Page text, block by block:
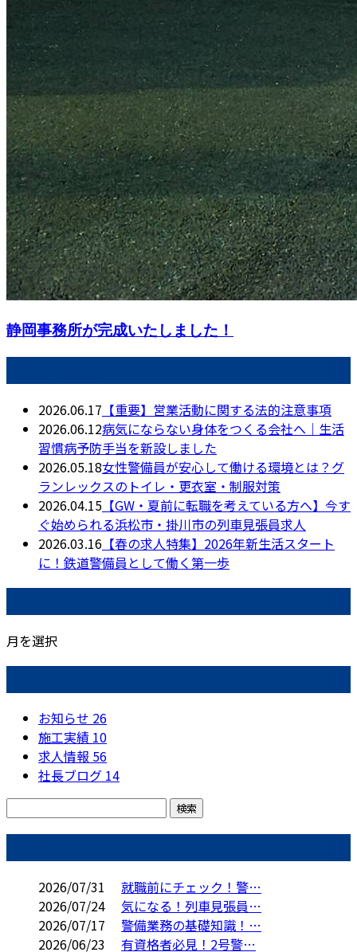
静岡事務所が完成いたしました！
2026.06.17 【重要】営業活動に関する法的注意事項
2026.06.12病気にならない身体をつくる会社へ｜生活
習慣病予防手当を新設しました
2026.05.18女性警備員が安心して働ける環境とは？グ
ランレックスのトイレ・更衣室・制服対策
2026.04.15 【GW・夏前に転職を考えている方へ】今す
ぐ始められる浜松市・掛川市の列車見張員求人
2026.03.16 【春の求人特集】2026年新生活スタート
に！鉄道警備員として働く第一歩
月を選択
お知らせ 26
施工実績 10
求人情報 56
社長ブログ 14
2026/07/31
就職前にチェック！警…
2026/07/24
気になる！列車見張員…
2026/07/17
警備業務の基礎知識！…
2026/06/23
有資格者必見！2号警…